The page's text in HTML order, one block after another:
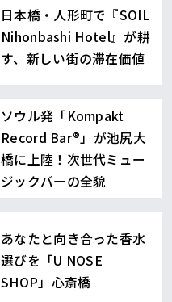
日本橋・人形町で『SOIL
Nihonbashi Hotel』が耕
す、新しい街の滞在価値
ソウル発「Kompakt
Record Bar®︎」が池尻大
橋に上陸！次世代ミュー
ジックバーの全貌
あなたと向き合った香水
選びを「U NOSE
SHOP」心斎橋